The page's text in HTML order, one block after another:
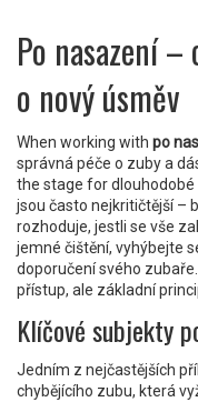
Po nasazení
o nový úsměv
When working with po
správná péče o zuby a
the stage for dlouhodobé
jsou často nejkritičtější –
rozhoduje, jestli se vše
jemné čištění, vyhýbejte
doporučení svého
přístup, ale základní
Klíčové subjekty
Jedním z nejčastějších
chybějícího zubu, která